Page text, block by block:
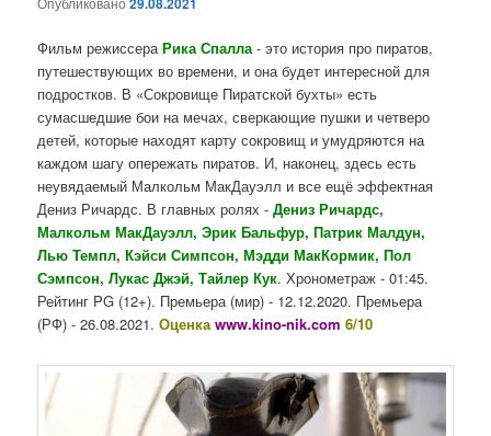
Фильм режиссераРика Спалла- это история про пиратов,
путешествующих во времени, и она будет интересной для
подростков. В «Сокровище Пиратской бухты» есть
сумасшедшие бои на мечах, сверкающие пушки и четверо
детей, которые находят карту сокровищ и умудряются на
каждом шагу опережать пиратов. И, наконец, здесь есть
неувядаемый Малкольм МакДауэлл и все ещё эффектная
Дениз Ричардс. В главных ролях -Дениз Ричардс,
Малкольм МакДауэлл, Эрик Бальфур, Патрик Малдун,
Лью Темпл, Кэйси Симпсон, Мэдди МакКормик, Пол
Сэмпсон, Лукас Джэй, Тайлер Кук. Хронометраж - 01:45.
Рейтинг PG (12+). Премьера (мир) - 12.12.2020. Премьера
(РФ) - 26.08.2021.Оценкаwww.kino-nik.com 6/10